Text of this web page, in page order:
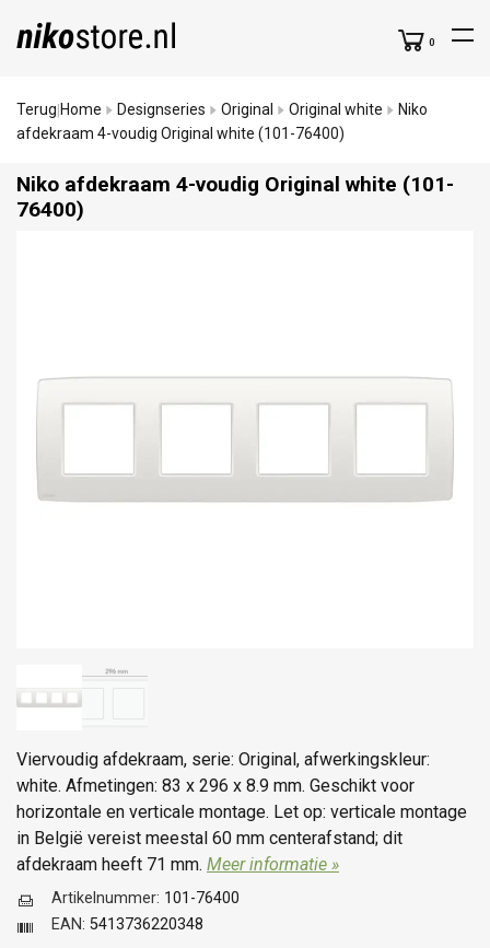
0
Terug Home Designseries Original Original white
Niko
afdekraam 4-voudig Original white (101-76400)
Niko afdekraam 4-voudig Original white (101-
76400)
Viervoudig afdekraam, serie: Original, afwerkingskleur:
white. Afmetingen: 83 x 296 x 8.9 mm. Geschikt voor
horizontale en verticale montage. Let op: verticale montage
in België vereist meestal 60 mm centerafstand; dit
afdekraam heeft 71 mm. Meer informatie »
Artikelnummer: 101-76400
EAN: 5413736220348